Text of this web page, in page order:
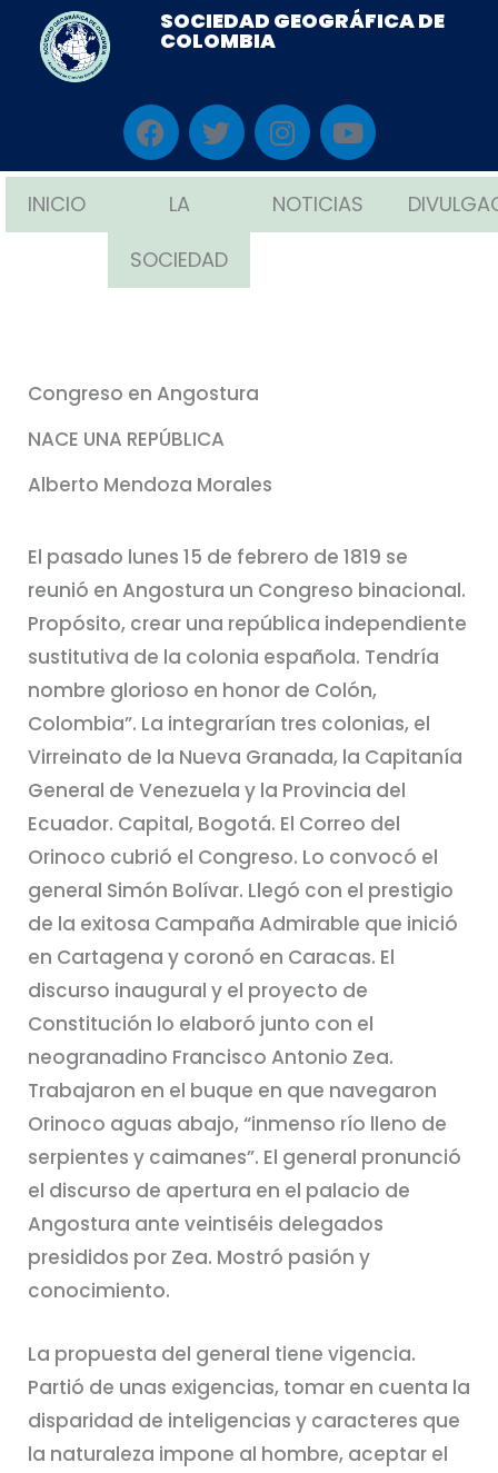
contenido
SOCIEDAD GEOGRÁFICA DE
COLOMBIA
F
a
c
o
o
T
w
i
e
r
I
n
s
t
a
Y
o
u
t
u
INICIO
LA
SOCIEDAD
NOTICIAS
Congreso en Angostura
NACE UNA REPÚBLICA
Alberto Mendoza Morales
El pasado lunes 15 de febrero de 1819 se
reunió en Angostura un Congreso binacional.
Propósito, crear una república independiente
sustitutiva de la colonia española. Tendría
nombre glorioso en honor de Colón,
Colombia”. La integrarían tres colonias, el
Virreinato de la Nueva Granada, la Capitanía
General de Venezuela y la Provincia del
Ecuador. Capital, Bogotá. El Correo del
Orinoco cubrió el Congreso. Lo convocó el
general Simón Bolívar. Llegó con el prestigio
de la exitosa Campaña Admirable que inició
en Cartagena y coronó en Caracas. El
discurso inaugural y el proyecto de
Constitución lo elaboró junto con el
neogranadino Francisco Antonio Zea.
Trabajaron en el buque en que navegaron
Orinoco aguas abajo, “inmenso río lleno de
serpientes y caimanes”. El general pronunció
el discurso de apertura en el palacio de
Angostura ante veintiséis delegados
presididos por Zea. Mostró pasión y
conocimiento.
La propuesta del general tiene vigencia.
Partió de unas exigencias, tomar en cuenta la
disparidad de inteligencias y caracteres que
la naturaleza impone al hombre, aceptar el